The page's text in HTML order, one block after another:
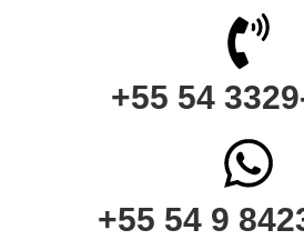
+55 54
+55 54 9